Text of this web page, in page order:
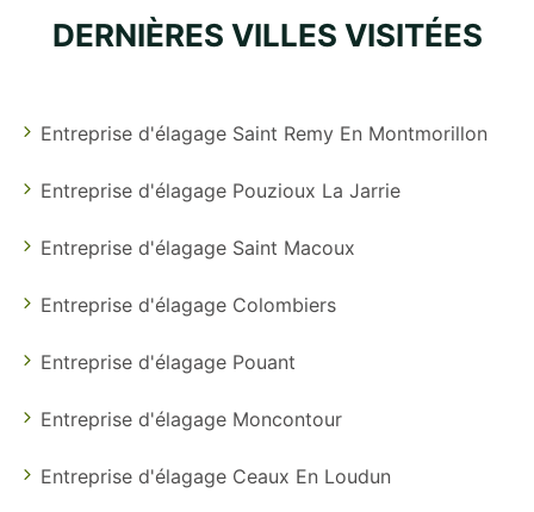
DERNIÈRES VILLES VISITÉES
Entreprise d'élagage Saint Remy En Montmorillon
Entreprise d'élagage Pouzioux La Jarrie
Entreprise d'élagage Saint Macoux
Entreprise d'élagage Colombiers
Entreprise d'élagage Pouant
Entreprise d'élagage Moncontour
Entreprise d'élagage Ceaux En Loudun